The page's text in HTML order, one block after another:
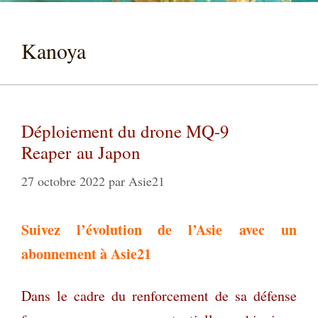
Kanoya
Déploiement du drone MQ-9
Reaper au Japon
27 octobre 2022 par Asie21
Suivez l’évolution de l’Asieavec un
abonnement à Asie21
Dans le cadre du renforcement de sa défense